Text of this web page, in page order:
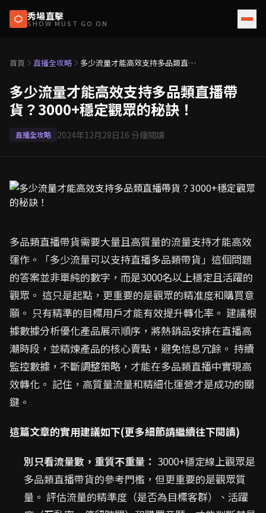
秀場直擊
SHOW MUST GO ON
首頁 直播全攻略
多少流量才能高效支持多品類直播
多少流量才能高效支持多品類直播帶
貨？3000+穩定觀眾的秘訣！
直播全攻略 2024年12月28日16 分鐘閱讀
多品類直播帶貨需要大量且高質量的流量支持才能高效
運作。「多少流量可以支持直播多品類帶貨」這個問題
的答案並非單純的數字，而是3000名以上穩定且活躍的
觀眾。 這只是起點，更重要的是觀眾的精准度和購買意
願。 只有精準的目標用戶才能有效提升轉化率。 建議根
據數據分析優化產品展示順序，將熱銷品安排在直播高
潮時段，並精煉產品的核心賣點，避免信息冗餘。 持續
監控數據，不斷調整策略，才能在多品類直播中實現高
效轉化。 記住，高質量流量和精細化運營才是成功的關
鍵。
這篇文章的實用建議如下(更多細節請繼續往下閱讀)
別只看流量數，重質不重量： 3000+穩定線上觀眾是
多品類直播帶貨的參考門檻，但更重要的是觀眾質
量。 評估流量的精準度（是否為目標客群）、活躍